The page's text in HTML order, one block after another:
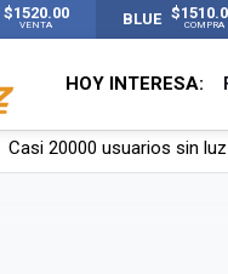
$1520.00
VENTA BLUE COMPRA
HOY INTERESA:
Candela Arizaga rompió el